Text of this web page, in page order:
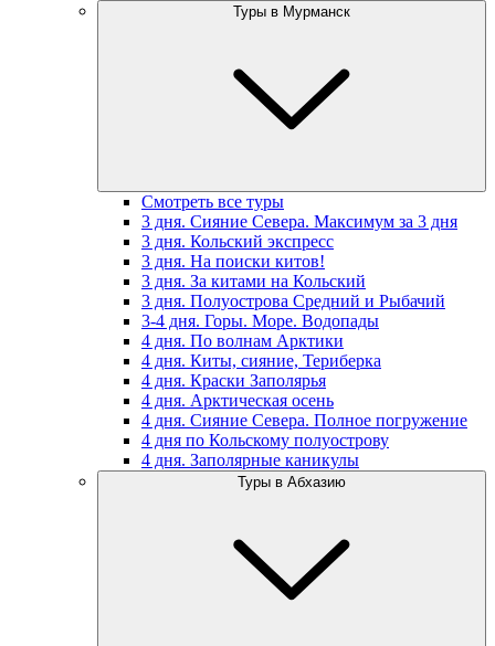
Туры в Мурманск
Смотреть все туры
3 дня. Сияние Севера. Максимум за 3 дня
3 дня. Кольский экспресс
3 дня. На поиски китов!
3 дня. За китами на Кольский
3 дня. Полуострова Средний и Рыбачий
3-4 дня. Горы. Море. Водопады
4 дня. По волнам Арктики
4 дня. Киты, сияние, Териберка
4 дня. Краски Заполярья
4 дня. Арктическая осень
4 дня. Сияние Севера. Полное погружение
4 дня по Кольскому полуострову
4 дня. Заполярные каникулы
Туры в Абхазию